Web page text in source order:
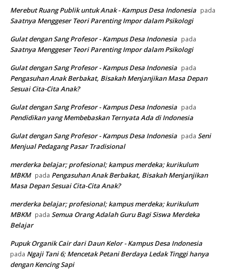
Merebut Ruang Publik untuk Anak - Kampus Desa Indonesia pada
Saatnya Menggeser Teori Parenting Impor dalam Psikologi
Gulat dengan Sang Profesor - Kampus Desa Indonesia pada
Saatnya Menggeser Teori Parenting Impor dalam Psikologi
Gulat dengan Sang Profesor - Kampus Desa Indonesia pada
Pengasuhan Anak Berbakat, Bisakah Menjanjikan Masa Depan
Sesuai Cita-Cita Anak?
Gulat dengan Sang Profesor - Kampus Desa Indonesia pada
Pendidikan yang Membebaskan Ternyata Ada di Indonesia
Gulat dengan Sang Profesor - Kampus Desa Indonesia pada Seni
Menjual Pedagang Pasar Tradisional
merderka belajar; profesional; kampus merdeka; kurikulum
MBKM pada Pengasuhan Anak Berbakat, Bisakah Menjanjikan
Masa Depan Sesuai Cita-Cita Anak?
merderka belajar; profesional; kampus merdeka; kurikulum
MBKM pada Semua Orang Adalah Guru Bagi Siswa Merdeka
Belajar
Pupuk Organik Cair dari Daun Kelor - Kampus Desa Indonesia
pada Ngaji Tani 6; Mencetak Petani Berdaya Ledak Tinggi hanya
dengan Kencing Sapi